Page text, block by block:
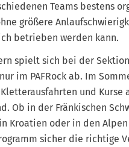
Teams bestens
größere
betrieben werden kann.
spielt sich bei der
im PAFRock ab. Im
und Kurse
Ob in der Fränkischen
Kroatien oder in den
sicher die richtige